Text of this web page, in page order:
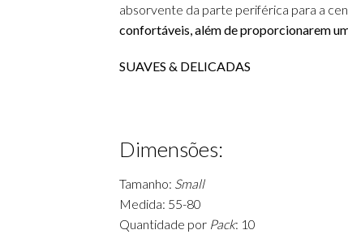
absorvente da parte periférica para a
confortáveis, além de proporcionarem
SUAVES & DELICADAS
Dimensões:
Tamanho: Small
Medida: 55-80
Quantidade por Pack: 10